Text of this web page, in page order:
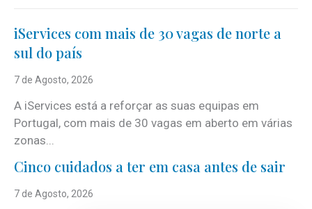
iServices com mais de 30 vagas de norte a
sul do país
7 de Agosto, 2026
A iServices está a reforçar as suas equipas em
Portugal, com mais de 30 vagas em aberto em várias
zonas...
Cinco cuidados a ter em casa antes de sair
7 de Agosto, 2026